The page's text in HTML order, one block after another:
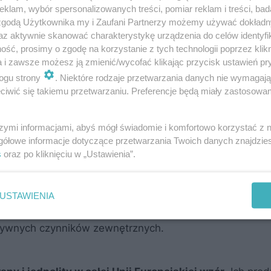
to specjalne naklejki, którymi powinny
i które spełniają wymagania określone
intuicyjne, dotyczy bowiem wydajności i
są narzędziem informacyjnym, na którym
urządzenie lub instalację. Najczęściej
w tym urządzeń grzewczych. To przede
czy telewizory.
konsumentom informacji dotyczących danego
i konkretne, ułatwiający dokonanie
właściwości umożliwiające stosowanie ich w
czynników zewnętrznych.
wybór spersonalizowanych treści, pomiar reklam i treści,
Użytkownika my i Zaufani Partnerzy możemy używać
aktywnie skanować charakterystykę urządzenia do celów
prosimy o zgodę na korzystanie z tych technologii poprzez
i zawsze możesz ją zmienić/wycofać klikając przycisk ustawień
strony
. Niektóre rodzaje przetwarzania danych nie
się takiemu przetwarzaniu. Preferencje będą miały
informacjami, abyś mógł świadomie i komfortowo korzystać z
informacje dotyczące przetwarzania Twoich danych
oraz po kliknięciu w „Ustawienia”.
USTAWIENIA